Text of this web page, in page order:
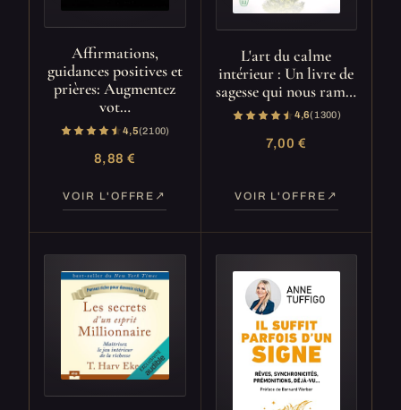
Affirmations,
guidances positives et
prières: Augmentez
vot…
4,5(2 100)
8,88 €
VOIR L'OFFRE
L'art du calme
intérieur : Un livre de
sagesse qui nous ram…
4,6(1 300)
7,00 €
VOIR L'OFFRE